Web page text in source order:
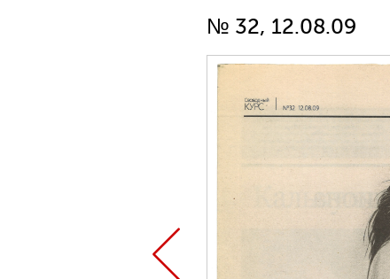
№ 32, 12.08.09